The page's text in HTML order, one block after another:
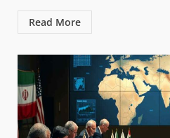
Read More